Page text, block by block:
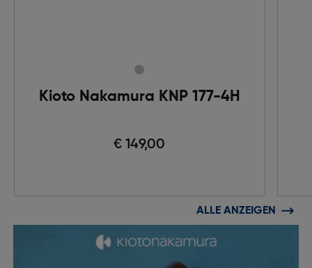
Kioto Nakamura KNP 177-4H
€ 149,00
ALLE ANZEIGEN